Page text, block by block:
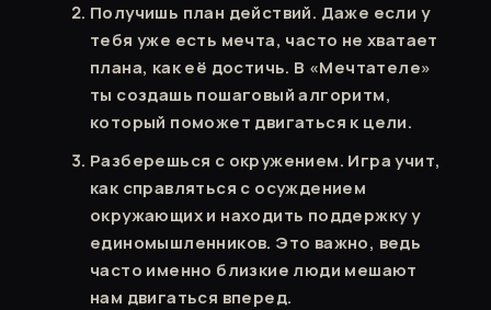
Получишь план действий. Даже если у
тебя уже есть мечта, часто не хватает
плана, как её достичь. В «Мечтателе»
ты создашь пошаговый алгоритм,
который поможет двигаться к цели.
Разберешься с окружением. Игра учит,
как справляться с осуждением
окружающих и находить поддержку у
единомышленников. Это важно, ведь
часто именно близкие люди мешают
нам двигаться вперед.